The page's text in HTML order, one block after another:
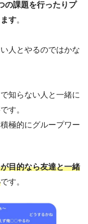
の課題を行ったりプ
す。
人とやるのではかな
知らない人と一緒に
す。
極的にグループワー
目的なら友達と一緒
です。